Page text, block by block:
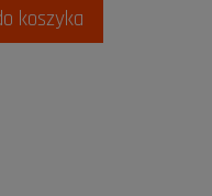
koszyka